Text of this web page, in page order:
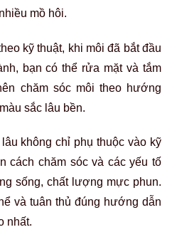
mồ hôi.
kỹ thuật, khi môi đã bắt đầu
bạn có thể rửa mặt và tắm
chăm sóc môi theo hướng
sắc lâu bền.
không chỉ phụ thuộc vào kỹ
cách chăm sóc và các yếu tố
sống, chất lượng mực phun.
và tuân thủ đúng hướng dẫn
nhất.